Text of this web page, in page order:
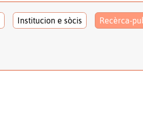
Institucion e sòcis Recèrca-